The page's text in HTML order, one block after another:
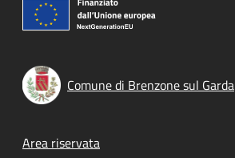
Comune di Brenzone sul Garda
Footer menu
Area riservata